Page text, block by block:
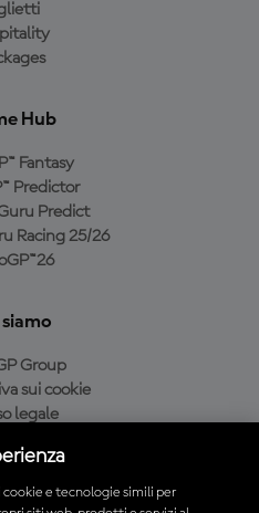
Hub
Fantasy
Predictor
Predict
Racing 25/26
Group
sui cookie
legale
di acquisto
e tecnologie simili per